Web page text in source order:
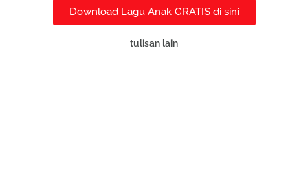
Download Lagu Anak GRATIS di sini
tulisan lain